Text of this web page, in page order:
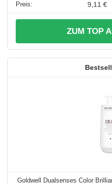
9,11 €
ZUM TOP
Goldwell Dualsenses Color